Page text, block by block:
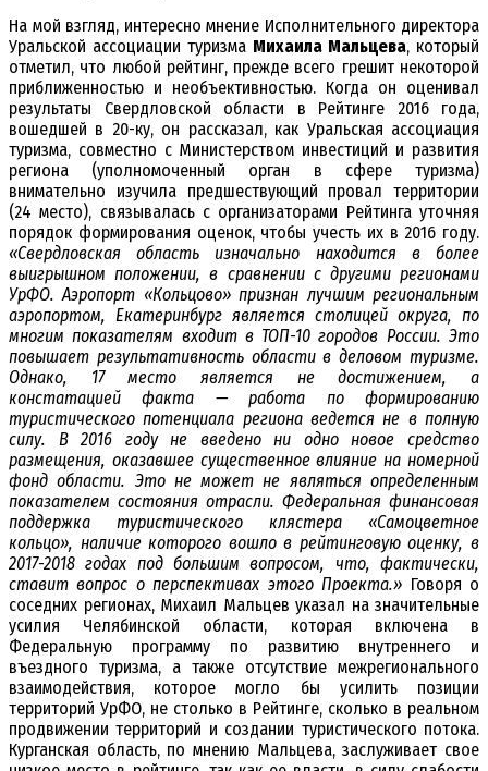
На мой взгляд, интересно мнение Исполнительного директора
Уральской ассоциации туризма Михаила Мальцева, который
отметил, что любой рейтинг, прежде всего грешит некоторой
приближенностью и необъективностью. Когда он оценивал
результаты Свердловской области в Рейтинге 2016 года,
вошедшей в 20-ку, он рассказал, как Уральская ассоциация
туризма, совместно с Министерством инвестиций и развития
региона (уполномоченный орган в сфере туризма)
внимательно изучила предшествующий провал территории
(24 место), связывалась с организаторами Рейтинга уточняя
порядок формирования оценок, чтобы учесть их в 2016 году.
«Свердловская область изначально находится в более
выигрышном положении, в сравнении с другими регионами
УрФО. Аэропорт «Кольцово» признан лучшим региональным
аэропортом, Екатеринбург является столицей округа, по
многим показателям входит в ТОП-10 городов России. Это
повышает результативность области в деловом туризме.
Однако, 17 место является не достижением, а
констатацией факта — работа по формированию
туристического потенциала региона ведется не в полную
силу. В 2016 году не введено ни одно новое средство
размещения, оказавшее существенное влияние на номерной
фонд области. Это не может не являться определенным
показателем состояния отрасли. Федеральная финансовая
поддержка туристического клястера «Самоцветное
кольцо», наличие которого вошло в рейтинговую оценку, в
2017-2018 годах под большим вопросом, что, фактически,
ставит вопрос о перспективах этого Проекта.» Говоря о
соседних регионах, Михаил Мальцев указал на значительные
усилия Челябинской области, которая включена в
Федеральную программу по развитию внутреннего и
въездного туризма, а также отсутствие межрегионального
взаимодействия, которое могло бы усилить позиции
территорий УрФО, не столько в Рейтинге, сколько в реальном
продвижении территорий и создании туристического потока.
Курганская область, по мнению Мальцева, заслуживает свое